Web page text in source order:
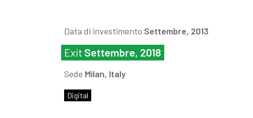
Data di investimento Settembre, 2013
Exit Settembre, 2018
Sede Milan, Italy
Digital